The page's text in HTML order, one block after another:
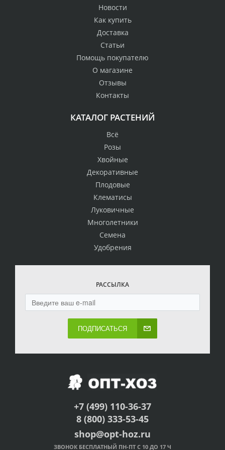
Новости
Как купить
Доставка
Статьи
Помощь покупателю
О магазине
Отзывы
Контакты
КАТАЛОГ РАСТЕНИЙ
Всё
Розы
Хвойные
Декоративные
Плодовые
Клематисы
Луковичные
Многолетники
Семена
Удобрения
РАССЫЛКА
ПОДПИСАТЬСЯ
+7 (499) 110-36-37
8 (800) 333-53-45
shop@opt-hoz.ru
ЗВОНОК БЕСПЛАТНЫЙ ПН-ПТ С 10 ДО 17 Ч